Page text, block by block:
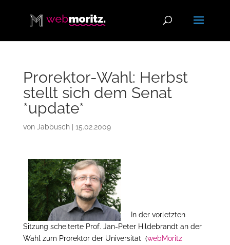
Prorektor-Wahl: Herbst
stellt sich dem Senat
*update*
von Jabbusch| 15.02.2009
In der vorletzten
Sitzung scheiterte Prof. Jan-Peter Hildebrandt an der
Wahl zum Prorektor der Universität (webMoritz